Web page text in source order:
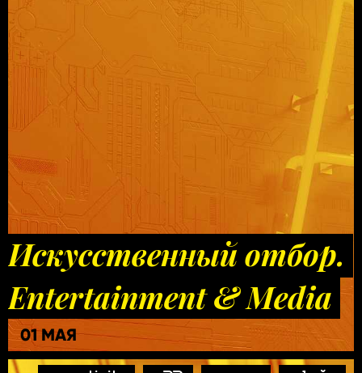
Искусственный отбор.
Entertainment & Media
01 МАЯ